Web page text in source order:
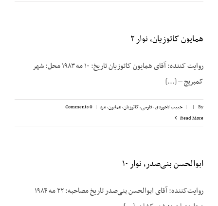
همایون کاتوزیان، نوار ۲
روایت کننده: آقای همایون کاتوزیان تاریخ: ۱۰ مه ۱۹۸۳ محل: شهر
کمبریج – [...]
By
|
| حبیب لاجوردی,فارسی,کاتوزیان، همایون,مرد |
0 Comments
Read More
ابوالحسن بنی‌صدر، نوار ۱۰
روایت‌کننده: آقای ابوالحسن بنی‌صدر تاریخ مصاحبه: ۲۲ مه ۱۹۸۴